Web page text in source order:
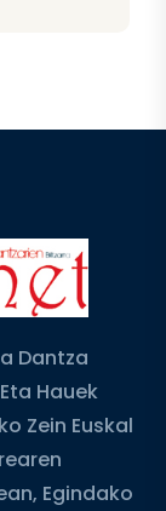
Dantza
Hauek
Zein Euskal
Egindako